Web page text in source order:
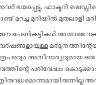
ഭയപ്പെട്ടു. ഫാക്ടറി
മറച്ച മുറിയിൽ മുതലാളി
ഈ പെൺകുട്ടികൾ അയാളെ
അനിവാര്യവുമായ ഒരു
പരിവേഷം